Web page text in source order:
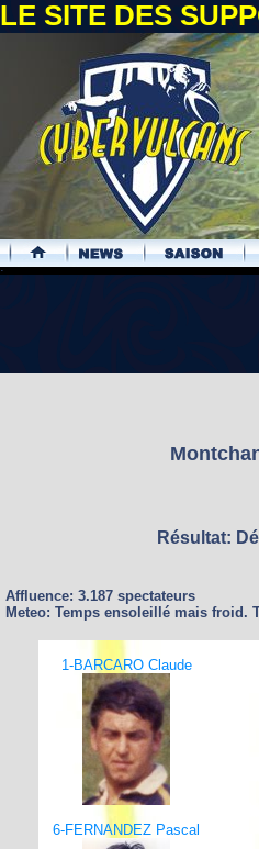
LE SITE DES
.
Résultat:
Affluence: 3.187 spectateurs
Meteo: Temps ensoleillé mais froid.
1-BARCARO Claude
6-FERNANDEZ Pascal